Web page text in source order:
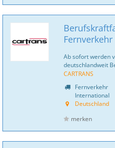
Fernverkehr
Ab sofort werden
deutschlandweit
CARTRANS
Fernverkehr
International
Deutschland
merken